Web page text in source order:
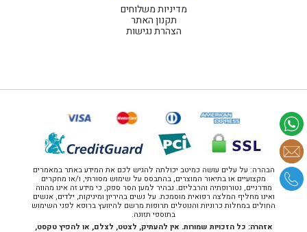
מדיניות משלוחים
תקנון האתר
הצהרת נגישות
הבהרה: על עלים עושה כמיטב יכולתה להגיש לכם את המידע באתר במאמרים
מקצועיים או בתיאור המוצרים, בהתבסס על שימוש מסורתי, ו/או מחקרים
מודרניים, נטורופתיה והרבליזם. נבהיר למען הסר ספק, כי מידע זה אינו מהווה
ואינו מחליף המלצה רפואית מוסמכת. על נשים בהיריון ומיניקות, ילדים, אנשים
החולים במחלות כרוניות והנוטלים תרופות מרשם להיוועץ ברופא לפני השימוש
בתוספי תזונה.
אזהרה: כל הזכויות שמורות. אין להעתיק, לצטט, לצלם, או להפיץ טקסט,